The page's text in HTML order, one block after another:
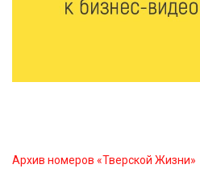
Оленинского Дома культуры
день
Архив номеров «Тверской Жизни»